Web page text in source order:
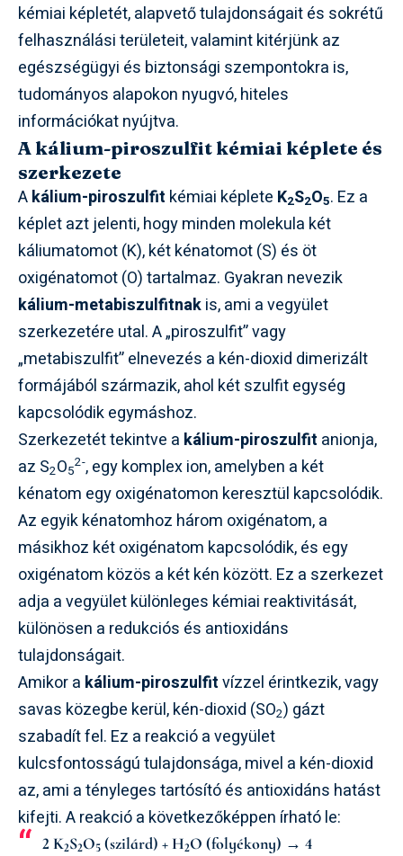
kémiai képletét, alapvető tulajdonságait és sokrétű
felhasználási területeit, valamint kitérjünk az
egészségügyi és biztonsági szempontokra is,
tudományos alapokon nyugvó, hiteles
információkat nyújtva.
A kálium-piroszulfit kémiai képlete és
szerkezete
Akálium-piroszulfit kémiai képlete K2S2O5. Ez a
képlet azt jelenti, hogy minden molekula két
káliumatomot (K), két kénatomot (S) és öt
oxigénatomot (O) tartalmaz. Gyakran nevezik
kálium-metabiszulfitnakis, ami a vegyület
szerkezetére utal. A „piroszulfit” vagy
„metabiszulfit” elnevezés a kén-dioxid dimerizált
formájából származik, ahol két szulfit egység
kapcsolódik egymáshoz.
Szerkezetét tekintve a kálium-piroszulfit anionja,
az S2O5
2-, egy komplex ion, amelyben a két
kénatom egy oxigénatomon keresztül kapcsolódik.
Az egyik kénatomhoz három oxigénatom, a
másikhoz két oxigénatom kapcsolódik, és egy
oxigénatom közös a két kén között. Ez a szerkezet
adja a vegyület különleges kémiai reaktivitását,
különösen a redukciós és antioxidáns
tulajdonságait.
Amikor a kálium-piroszulfitvízzel érintkezik, vagy
savas közegbe kerül, kén-dioxid (SO2) gázt
szabadít fel. Ez a reakció a vegyület
kulcsfontosságú tulajdonsága, mivel a kén-dioxid
az, ami a tényleges tartósító és antioxidáns hatást
kifejti. A reakció a következőképpen írható le:
2 K2S2O5 (szilárd) + H2O (folyékony) → 4